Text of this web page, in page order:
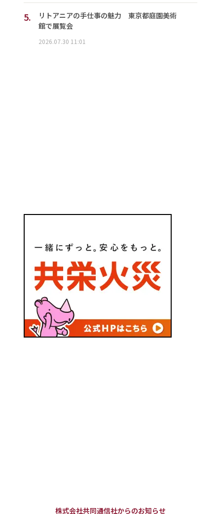
5.
リトアニアの手仕事の魅力 東京都庭園美術
館で展覧会
2026.07.30 11:01
株式会社共同通信社からのお知らせ